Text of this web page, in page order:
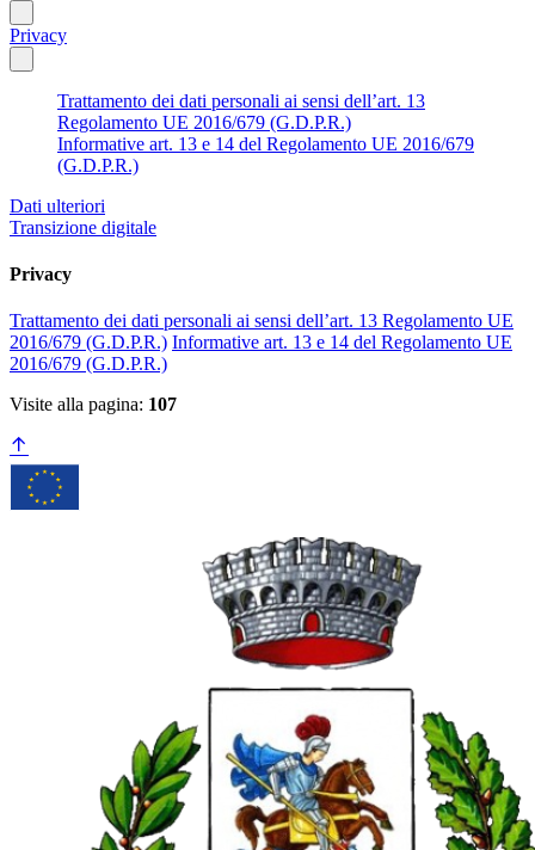
Privacy
Trattamento dei dati personali ai sensi dell’art. 13
Regolamento UE 2016/679 (G.D.P.R.)
Informative art. 13 e 14 del Regolamento UE 2016/679
(G.D.P.R.)
Dati ulteriori
Transizione digitale
Privacy
Trattamento dei dati personali ai sensi dell’art. 13 Regolamento UE
2016/679 (G.D.P.R.) Informative art. 13 e 14 del Regolamento UE
2016/679 (G.D.P.R.)
Visite alla pagina: 107